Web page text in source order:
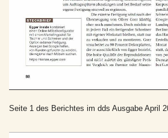
Seite 1 des Berichtes im dds Ausgabe April